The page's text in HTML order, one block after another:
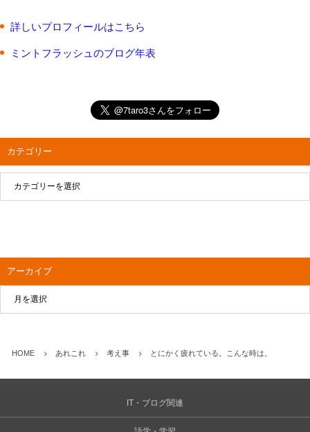
詳しいプロフィールはこちら
ミントフラッシュのブログ年表
カテゴリー
アーカイブ
HOME あれこれ 考え事 とにかく疲れている。こんな時は。
IT・ブログ関連